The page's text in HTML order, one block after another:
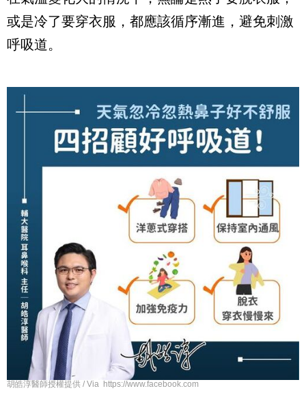
或是冷了要穿衣服，都應該循序漸進，避免刺激
呼吸道。
胡皓淳醫師授權提供 / Via https://www.facebook.com